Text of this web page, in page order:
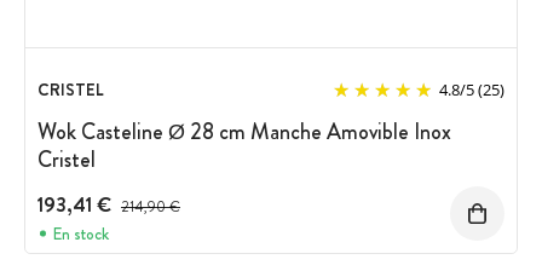
CRISTEL 4.8/5(25)
Wok Casteline Ø 28 cm Manche Amovible Inox
Cristel
193,41 € Prix avant réduction :
214,90 €
En stock